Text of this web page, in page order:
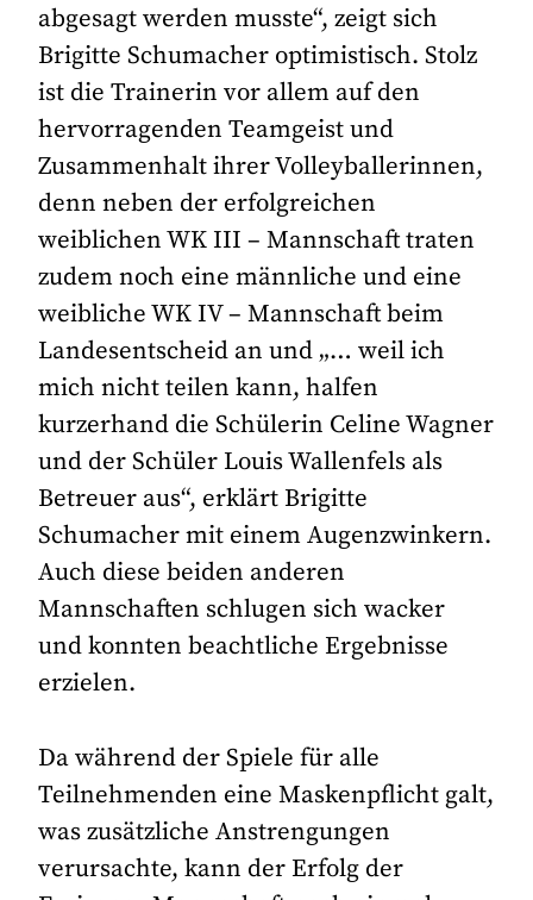
abgesagt werden musste“, zeigt sich
Brigitte Schumacher optimistisch. Stolz
ist die Trainerin vor allem auf den
hervorragenden Teamgeist und
Zusammenhalt ihrer Volleyballerinnen,
denn neben der erfolgreichen
weiblichen WK III – Mannschaft traten
zudem noch eine männliche und eine
weibliche WK IV – Mannschaft beim
Landesentscheid an und „… weil ich
mich nicht teilen kann, halfen
kurzerhand die Schülerin Celine Wagner
und der Schüler Louis Wallenfels als
Betreuer aus“, erklärt Brigitte
Schumacher mit einem Augenzwinkern.
Auch diese beiden anderen
Mannschaften schlugen sich wacker
und konnten beachtliche Ergebnisse
erzielen.
Da während der Spiele für alle
Teilnehmenden eine Maskenpflicht galt,
was zusätzliche Anstrengungen
verursachte, kann der Erfolg der